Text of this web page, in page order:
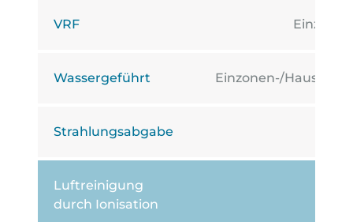
VRF
Wassergeführt Einzonen-/
Strahlungsabgabe
Luftreinigung
durch Ionisation